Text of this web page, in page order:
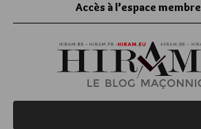
Accès à l’espace membre